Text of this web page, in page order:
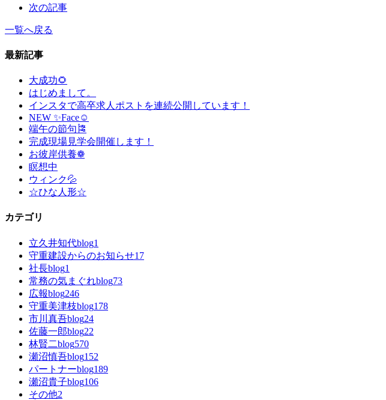
次の記事
一覧へ戻る
最新記事
大成功🌻
はじめまして。
インスタで高卒求人ポストを連続公開しています！
NEW ✨Face☺
端午の節句🎏
完成現場見学会開催します！
お彼岸供養❁
瞑想中
ウィンク💦
☆ひな人形☆
カテゴリ
立久井知代blog1
守重建設からのお知らせ17
社長blog1
常務の気まぐれblog73
広報blog246
守重美津枝blog178
市川真吾blog24
佐藤一郎blog22
林賢二blog570
瀬沼慎吾blog152
パートナーblog189
瀬沼貴子blog106
その他2